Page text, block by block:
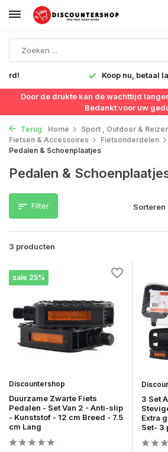
Koop nu, betaal
Door de drukte kan de wachttijd
Bedankt voor uw
Terug Home
Sport , Outdoor &
Fietsen & Accessoires
Fietsonderdelen
Pedalen & Schoenplaatjes
Pedalen &
Filter
3 producten
Sorteren
sale 25%
Discountershop
Duurzame Zwarte Fiets
Pedalen - Set Van 2 - Anti-slip
- Kunststof - 12 cm Breed - 7.5
cm Lang
3 Set
Extra
Set- 3